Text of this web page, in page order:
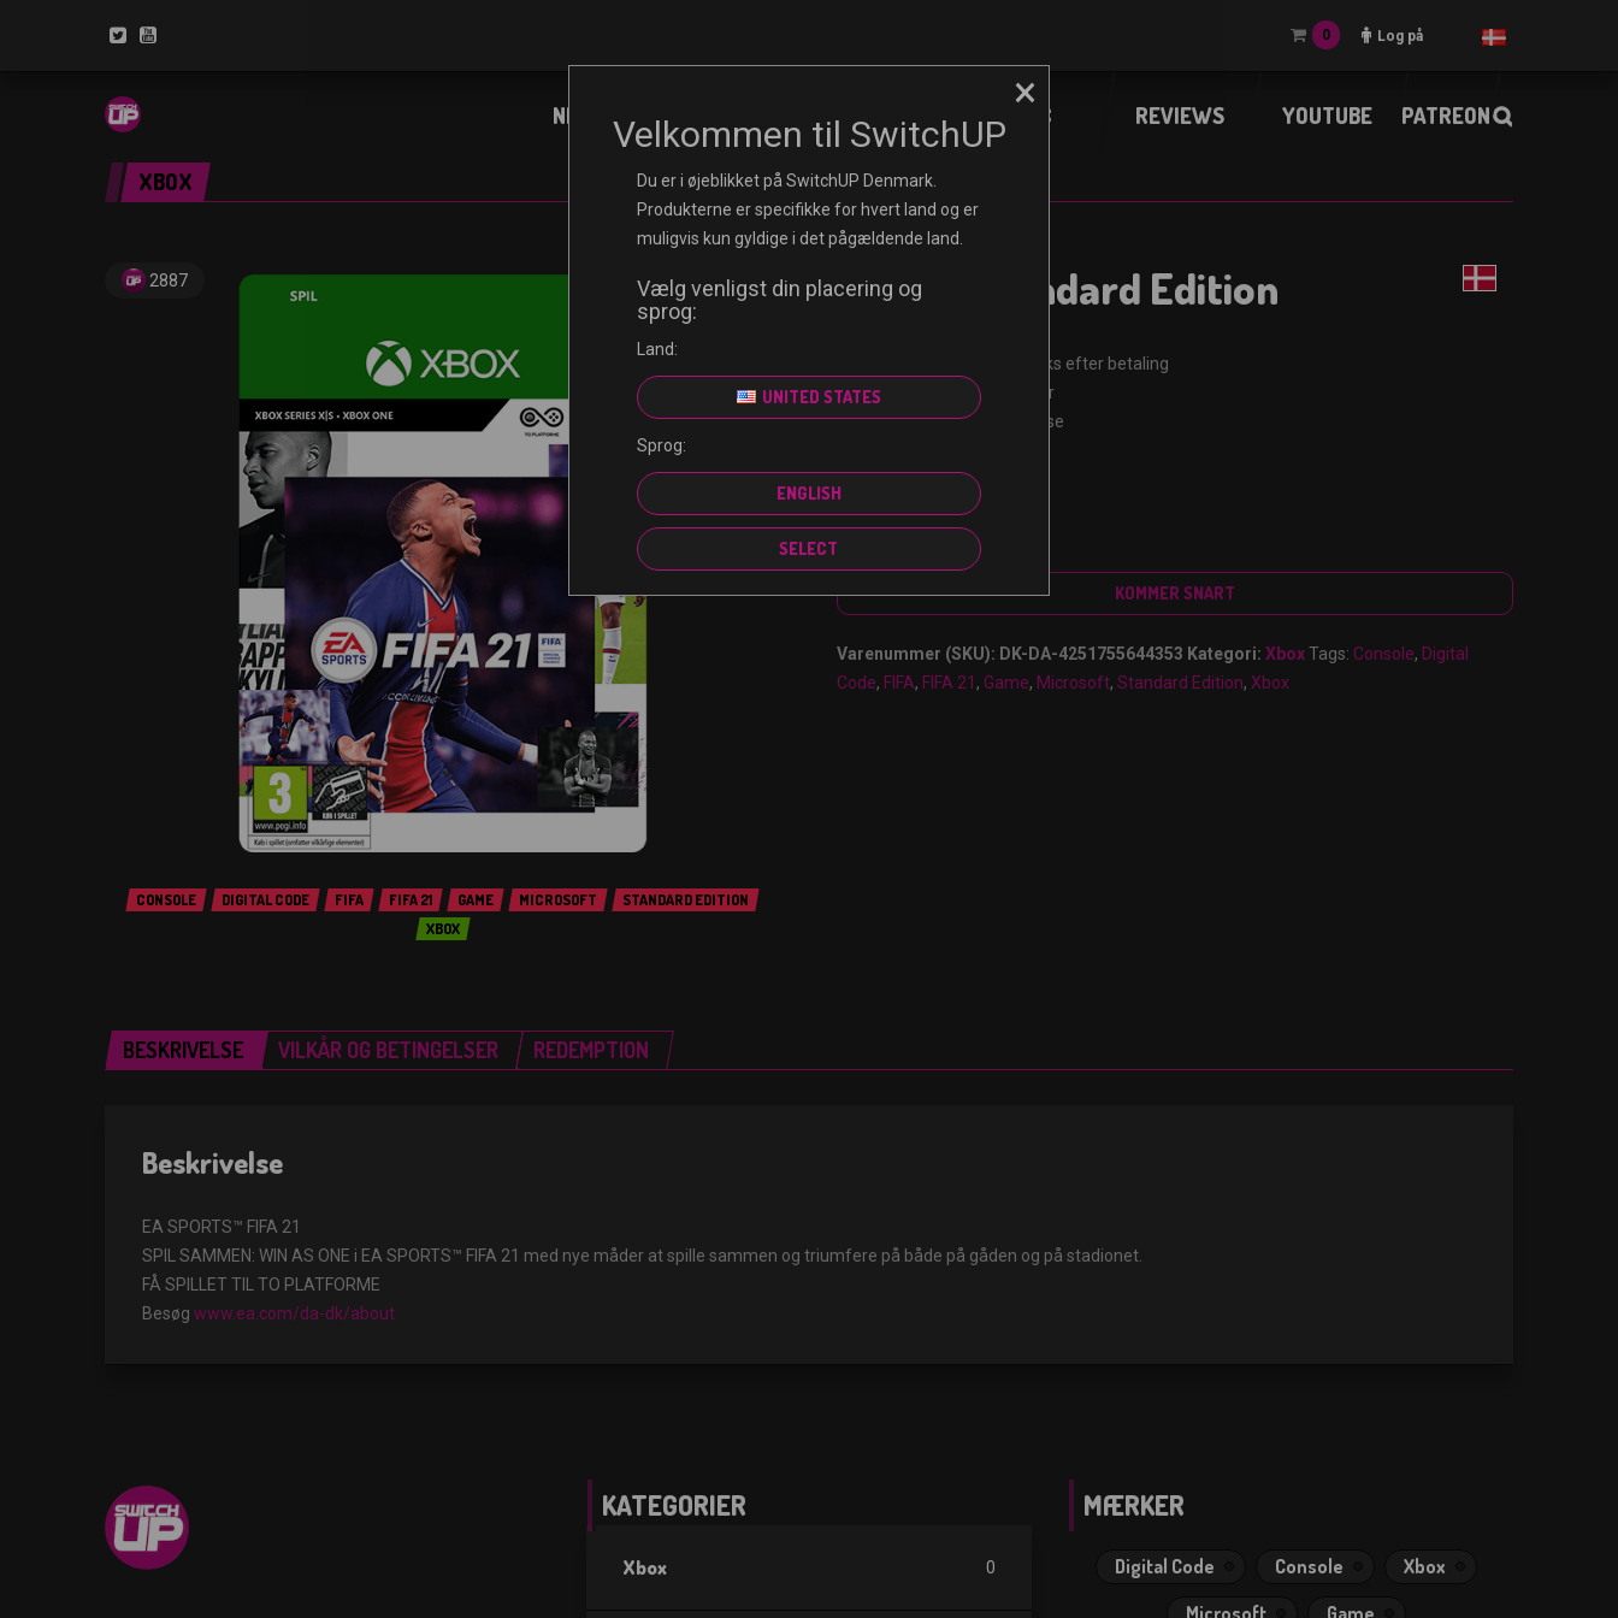
×
Velkommen til SwitchUP
Du er i øjeblikket på SwitchUP Denmark.
Produkterne er specifikke for hvert land og er
muligvis kun gyldige i det pågældende land.
Vælg venligst din placering og
sprog:
Land:
UNITED STATES
Sprog:
ENGLISH
SELECT
0 Log på
NINTENDO PLAYSTATION PC REVIEWS YOUTUBE PATREON
XBOX
2887
CONSOLE DIGITAL CODE FIFA FIFA 21 GAME MICROSOFT
STANDARD EDITION
XBOX
FIFA 21 Standard Edition
Modtag din kode straks efter betaling
Certificeret forhandler
Garanteret sikker kasse
DKK577,50
KOMMER SNART
Varenummer (SKU): DK-DA-4251755644353 Kategori:Xbox Tags: Console, Digital
Code, FIFA, FIFA 21 , Game, Microsoft,Standard Edition, Xbox
BESKRIVELSE VILKÅR OG BETINGELSER REDEMPTION
Beskrivelse
EA SPORTS™ FIFA 21
SPIL SAMMEN: WIN AS ONE i EA SPORTS™ FIFA 21 med nye måder at spille sammen og triumfere på både på gåden og på stadionet.
FÅ SPILLET TIL TO PLATFORME
Besøg www.ea.com/da-dk/about
KATEGORIER
Xbox 0
MÆRKER
Digital Code Console
Xbox
Microsoft
Game